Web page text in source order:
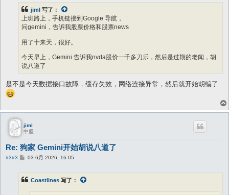
jiml 写了：
上班路上，手机链接到Google 导航，
问gemini，告诉我股票价格和股票news
用了十来天，很好。
今天早上，Gemini 告诉我nvda股价一千多刀乐，然后是过期的老闻，胡
说八道了
是不是今天数据接口故障，缓存失效，网络连接异常，然后就开始胡编了
jiml
中坚
Re: 狗家 Gemini开始胡说八道了
#3#3
帖
03 6月 2026, 16:05
Coastlines 写了：